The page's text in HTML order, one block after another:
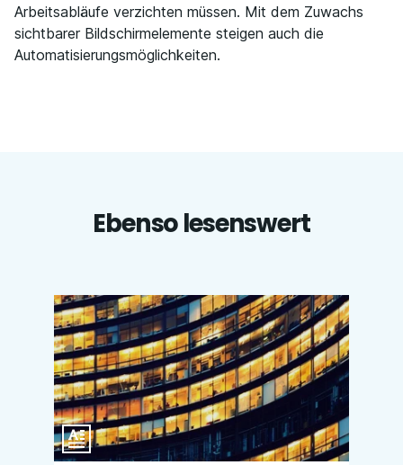
Arbeitsabläufe verzichten müssen. Mit dem Zuwachs
sichtbarer Bildschirmelemente steigen auch die
Automatisierungsmöglichkeiten.
Ebenso lesenswert